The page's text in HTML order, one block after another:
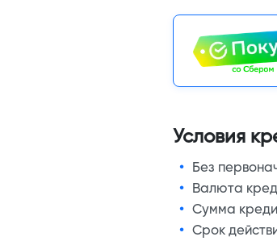
Условия
Без
Валюта
Сумма
Срок